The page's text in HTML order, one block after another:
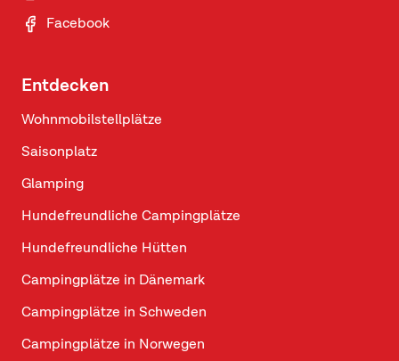
Facebook
Entdecken
Wohnmobilstellplätze
Saisonplatz
Glamping
Hundefreundliche Campingplätze
Hundefreundliche Hütten
Campingplätze in Dänemark
Campingplätze in Schweden
Campingplätze in Norwegen